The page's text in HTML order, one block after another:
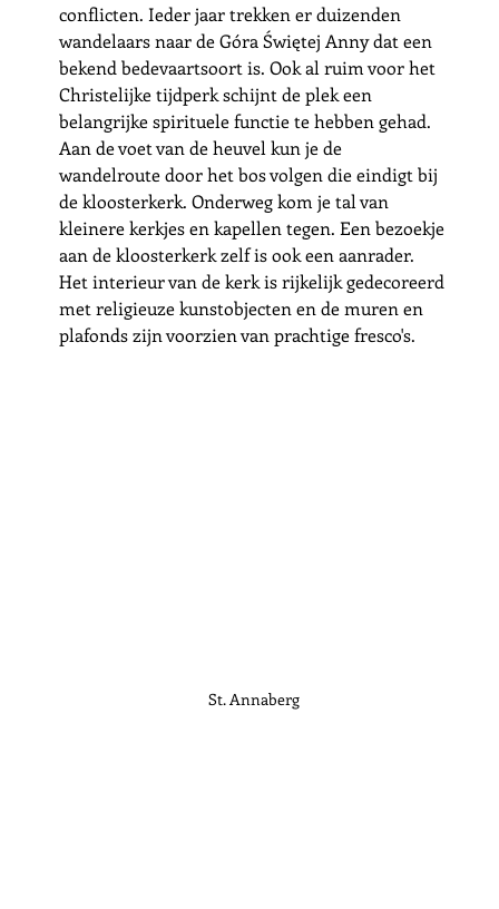
conflicten. Ieder jaar trekken er duizenden
wandelaars naar de Góra Świętej Anny dat een
bekend bedevaartsoort is. Ook al ruim voor het
Christelijke tijdperk schijnt de plek een
belangrijke spirituele functie te hebben gehad.
Aan de voet van de heuvel kun je de
wandelroute door het bos volgen die eindigt bij
de kloosterkerk. Onderweg kom je tal van
kleinere kerkjes en kapellen tegen. Een bezoekje
aan de kloosterkerk zelf is ook een aanrader.
Het interieur van de kerk is rijkelijk gedecoreerd
met religieuze kunstobjecten en de muren en
plafonds zijn voorzien van prachtige fresco's.
St. Annaberg